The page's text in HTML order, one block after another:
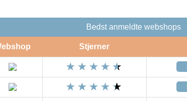
Bedst anmeldte webshops
Stjerner